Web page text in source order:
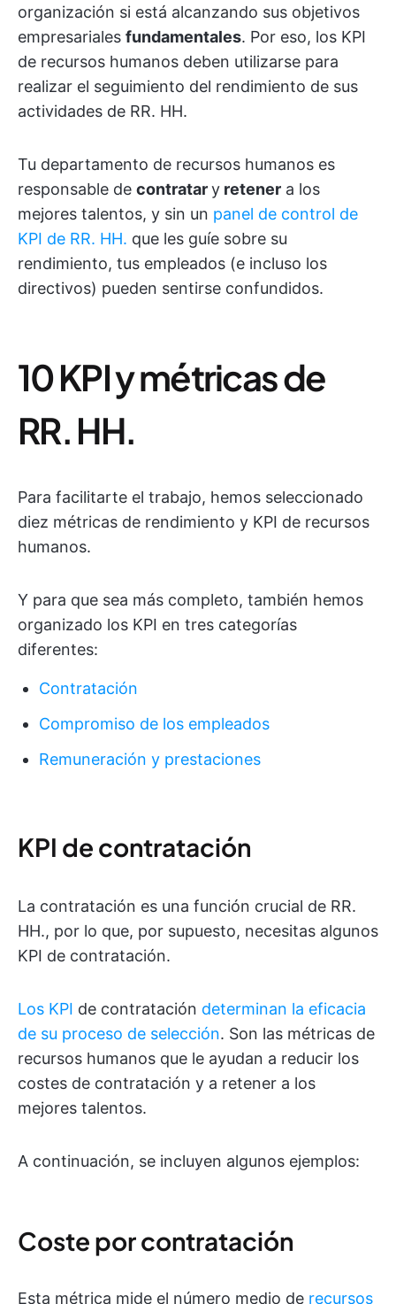
organización si está alcanzando sus objetivos
empresariales fundamentales. Por eso, los KPI
de recursos humanos deben utilizarse para
realizar el seguimiento del rendimiento de sus
actividades de RR. HH.
Tu departamento de recursos humanos es
responsable de contratary retener a los
mejores talentos, y sin un panel de control de
KPI de RR. HH. que les guíe sobre su
rendimiento, tus empleados (e incluso los
directivos) pueden sentirse confundidos.
10 KPI y métricas de
RR. HH.
Para facilitarte el trabajo, hemos seleccionado
diez métricas de rendimiento y KPI de recursos
humanos.
Y para que sea más completo, también hemos
organizado los KPI en tres categorías
diferentes:
Contratación
Compromiso de los empleados
Remuneración y prestaciones
KPI de contratación
La contratación es una función crucial de RR.
HH., por lo que, por supuesto, necesitas algunos
KPI de contratación.
Los KPI de contratación determinan la eficacia
de su proceso de selección. Son las métricas de
recursos humanos que le ayudan a reducir los
costes de contratación y a retener a los
mejores talentos.
A continuación, se incluyen algunos ejemplos:
Coste por contratación
Esta métrica mide el número medio de recursos